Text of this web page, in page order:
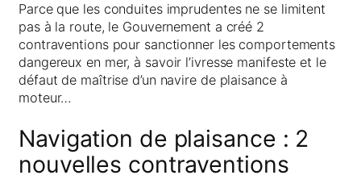
Parce que les conduites imprudentes ne se limitent
pas à la route, le Gouvernement a créé 2
contraventions pour sanctionner les comportements
dangereux en mer, à savoir l’ivresse manifeste et le
défaut de maîtrise d’un navire de plaisance à
moteur…
Navigation de plaisance : 2
nouvelles contraventions